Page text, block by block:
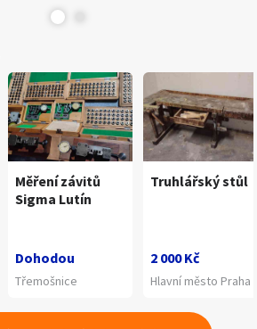
Měření závitů
Sigma Lutín
Dohodou
Třemošnice
Truhlářský stůl
2 000 Kč
Hlavní město Praha